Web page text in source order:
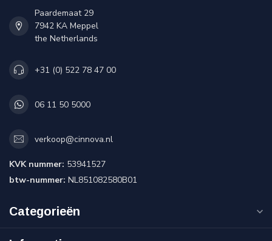
Paardemaat 29
7942 KA Meppel
the Netherlands
+31 (0) 522 78 47 00
06 11 50 5000
verkoop@cinnova.nl
KVK nummer: 53941527
btw-nummer: NL851082580B01
Categorieën